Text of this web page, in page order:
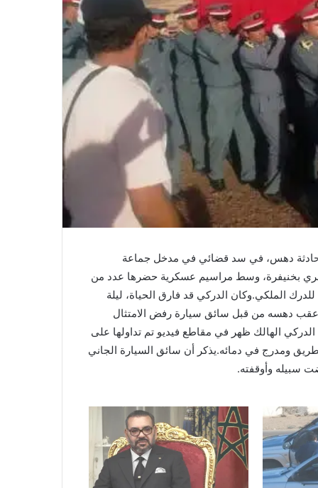
دهس، في سد قضائي في مدخل جماعة
بخنيفرة، وسط مراسيم عسكرية حضرها عدد من
الملكي.وكان الدركي قد فارق الحياة، ليلة
عقب دهسه من قبل سائق سيارة رفض الامتثال
الهالك ظهر في مقاطع فيديو تم تداولها على
ومدرج في دمائه.يذكر أن سائق السيارة الجاني
سبيله وأوقفته.